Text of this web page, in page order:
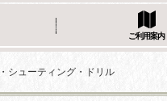
ご利用案内
シューティング・ドリル